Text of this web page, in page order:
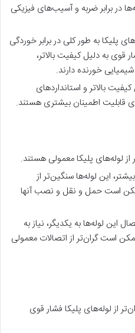
در برابر ضربه و آسیب‌های فیزیکی
پلیکا به طور کلی در برابر خوردگی
قوی به دلیل کیفیت بالاتر،
خورنده دارند.
بالاتر و استانداردهای
قابلیت اطمینان بیشتری هستند.
از لوله‌های پلیکا معمولی هستند.
این لوله‌ها سنگین‌تر از
است حمل و نقل و نصب آنها
این لوله‌ها به یکدیگر، نیاز به
است گران‌تر از اتصالات معمولی
از لوله‌های پلیکا فشار قوی